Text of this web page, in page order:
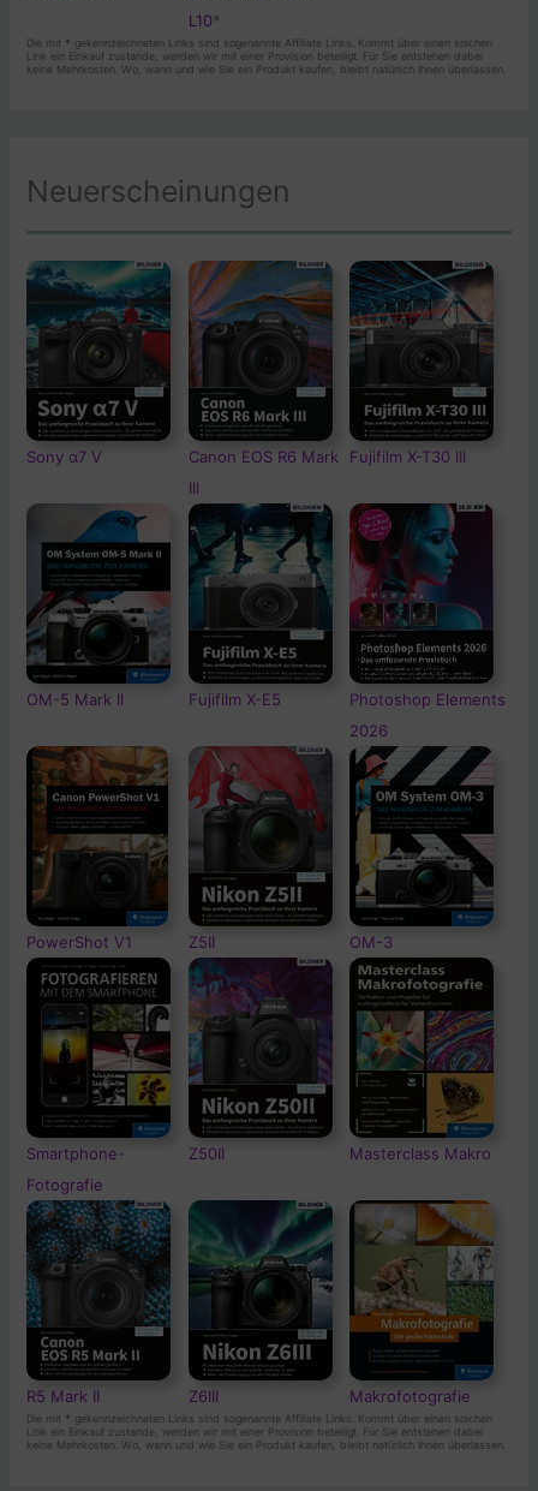
L10*
Die mit * gekennzeichneten Links sind sogenannte Affiliate Links. Kommt über einen solchen
Link ein Einkauf zustande, werden wir mit einer Provision beteiligt. Für Sie entstehen dabei
keine Mehrkosten. Wo, wann und wie Sie ein Produkt kaufen, bleibt natürlich Ihnen überlassen.
Neuerscheinungen
Sony α7 V
Canon EOS R6 Mark
III
Fujifilm X-T30 III
OM-5 Mark II Fujifilm X-E5
Photoshop Elements
2026
PowerShot V1 Z5II OM-3
Smartphone-
Fotografie
Z50II Masterclass Makro
R5 Mark II Z6III Makrofotografie
Die mit * gekennzeichneten Links sind sogenannte Affiliate Links. Kommt über einen solchen
Link ein Einkauf zustande, werden wir mit einer Provision beteiligt. Für Sie entstehen dabei
keine Mehrkosten. Wo, wann und wie Sie ein Produkt kaufen, bleibt natürlich Ihnen überlassen.